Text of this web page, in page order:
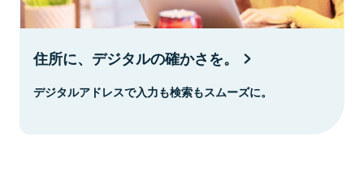
住所に、デジタルの確かさを。
デジタルアドレスで入力も検索もスムーズに。